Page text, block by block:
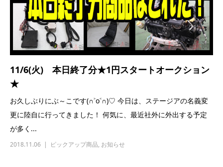
11/6(火) 本日終了分★1円スタートオークション
★
お久しぶりにぶ～こです(∩˃o˂∩)♡ 今日は、ステージアの名義変
更に陸自に行ってきました！ 何気に、最近社外に外出する予定
が多く...
2018.11.06 ピックアップ商品, お知らせ